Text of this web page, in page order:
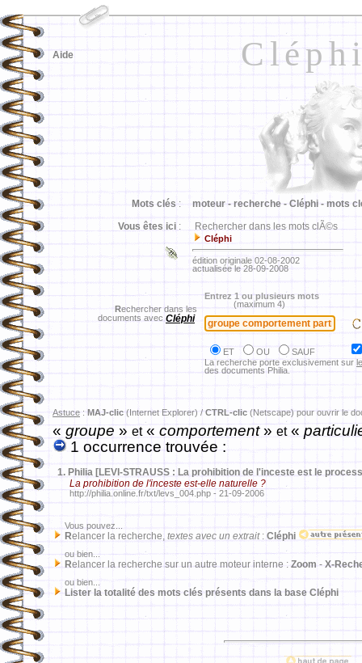
Aide
Mots clés : moteur - recherche - Cléphi - mots
Vous êtes ici : Rechercher dans les mots clÃ©s
Cléphi
édition originale 02-08-2002
actualisée le 28-09-2008
Rechercher dans les
documents avec Cléphi
Entrez 1 ou plusieurs mots
(maximum 4)
ET OU
SAUF
La recherche porte exclusivement sur
des documents Philia.
Astuce : MAJ-clic (Internet Explorer) / CTRL-clic (Netscape) pour ouvrir le
«groupe» et« comportement» et«
1 occurrence trouvée :
1. Philia [LEVI-STRAUSS : La prohibition de l'inceste est le
La prohibition de l'inceste est-elle naturelle ?
http://philia.online.fr/txt/levs_004.php - 21-09-2006
Vous pouvez...
Relancer la recherche, textes avec un extrait: Cléphi
ou bien...
Relancer la recherche sur un autre moteur interne : Zoom - X-
ou bien...
Lister la totalité des mots clés présents dans la base Cléphi